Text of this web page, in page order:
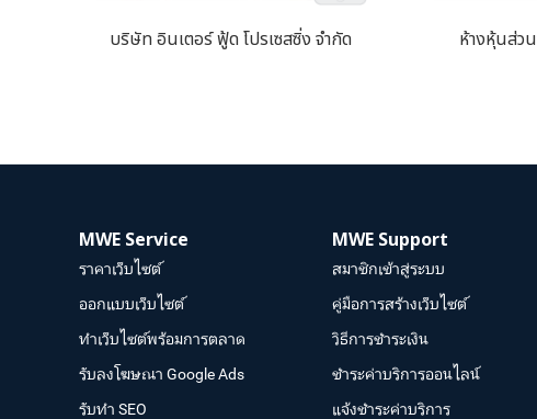
บริษัท อินเตอร์ ฟู้ด โปรเซสซิ่ง จำกัด ห้างหุ้นส่ว
MWE Service
ราคาเว็บไซต์
ออกแบบเว็บไซต์
ทำเว็บไซต์พร้อมการตลาด
รับลงโฆษณา Google Ads
รับทำ SEO
MWE Support
สมาชิกเข้าสู่ระบบ
คู่มือการสร้างเว็บไซต์
วิธีการชำระเงิน
ชำระค่าบริการออนไลน์
แจ้งชำระค่าบริการ